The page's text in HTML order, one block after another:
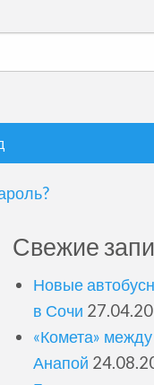
Свежие
Новые
в Сочи
«Комета»
Анапой